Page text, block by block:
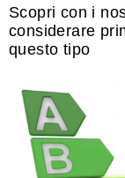
Scopri con i
considerare
questo tipo